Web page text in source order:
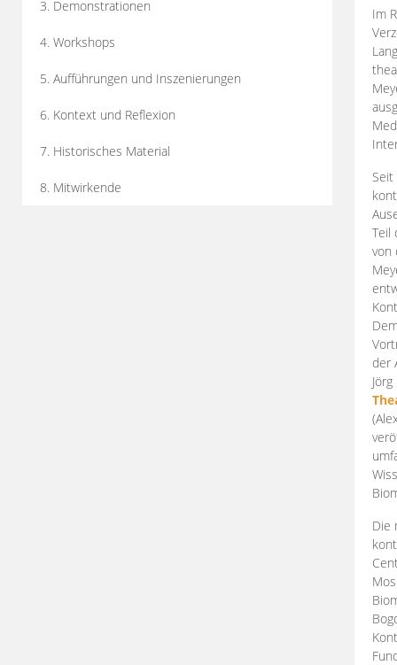
3. Demonstrationen
4. Workshops
5. Aufführungen und Inszenierungen
6. Kontext und Reflexion
7. Historisches Material
8. Mitwirkende
Im
Teil
von
der
Die